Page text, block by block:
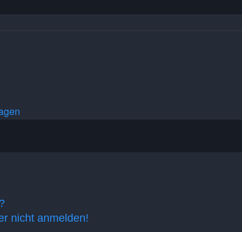
nicht anmelden!